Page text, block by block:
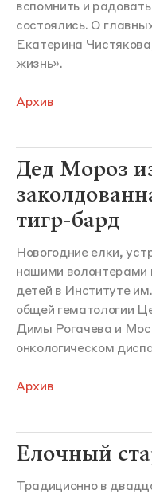
вспомнить и
состоялись. О
Екатерина
жизнь».
Архив
Дед Мороз
тигр-бард
Новогодние елки,
нашими волонтерами
детей в Институте
общей гематологии
Димы Рогачева и
онкологическом
Архив
Елочный
Традиционно в